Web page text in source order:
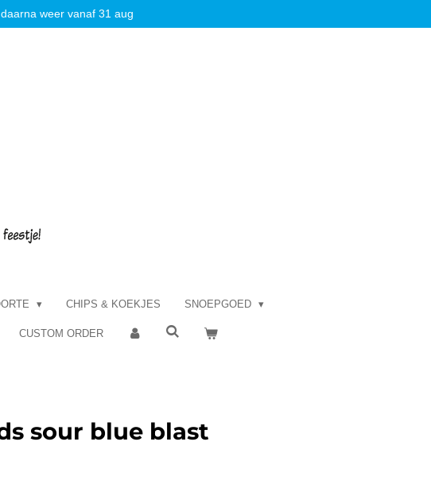
weer vanaf 31 aug
CHIPS & KOEKJES SNOEPGOED
CUSTOM ORDER
sour blue blast